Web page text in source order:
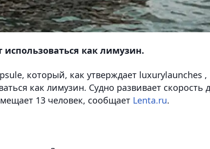
как лимузин.
который, как утверждает luxurylaunches ,
как лимузин. Судно развивает скорость
13 человек, сообщает Lenta.ru.